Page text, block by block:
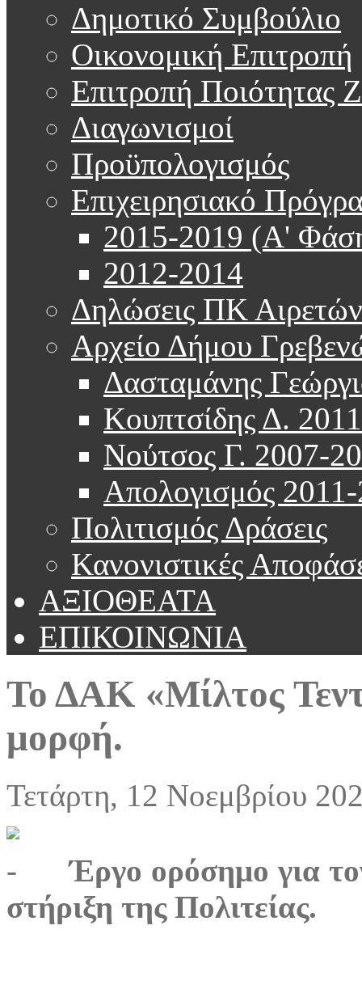
Δημοτικό Συμβούλιο
Οικονομική Επιτροπή
Επιτροπή Ποιότητας
Διαγωνισμοί
Προϋπολογισμός
Επιχειρησιακό
2015-2019 (Α'
2012-2014
Δηλώσεις ΠΚ Αιρετών
Αρχείο Δήμου
Δασταμάνης
Κουπτσίδης Δ.
Νούτσος Γ. 2007-
Απολογισμός
Πολιτισμός Δράσεις
Κανονιστικές
ΑΞΙΟΘΕΑΤΑ
ΕΠΙΚΟΙΝΩΝΙΑ
Το ΔΑΚ «Μίλτος
μορφή.
Τετάρτη, 12 Νοεμβρίου
-Έργο ορόσημο για
στήριξη της Πολιτείας.